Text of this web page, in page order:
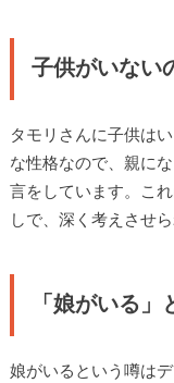
子供がいない
タモリさんに子供は
な性格なので、親に
言をしています。こ
しで、深く考えさせ
「娘がいる
娘がいるという噂は